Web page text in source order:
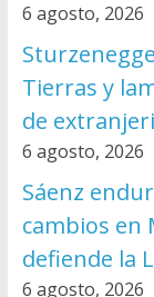
6 agosto, 2026
Tierras y
de
6 agosto, 2026
Sáenz
cambios en
defiende la
6 agosto, 2026